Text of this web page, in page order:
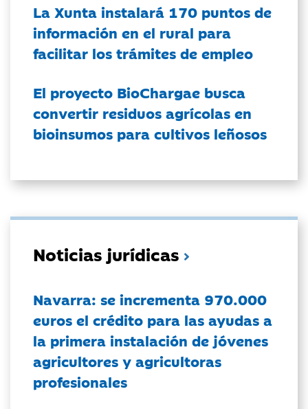
La Xunta instalará 170 puntos de
información en el rural para
facilitar los trámites de empleo
El proyecto BioChargae busca
convertir residuos agrícolas en
bioinsumos para cultivos leñosos
Noticias jurídicas
Navarra: se incrementa 970.000
euros el crédito para las ayudas a
la primera instalación de jóvenes
agricultores y agricultoras
profesionales